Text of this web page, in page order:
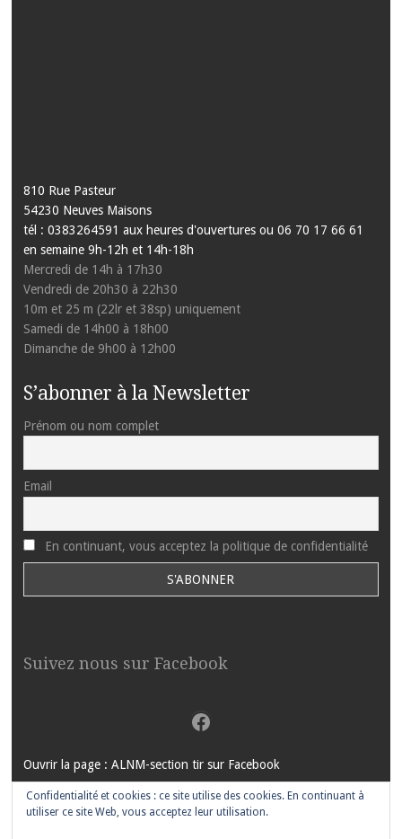
810 Rue Pasteur
54230 Neuves Maisons
tél : 0383264591 aux heures d'ouvertures ou 06 70 17 66 61
en semaine 9h-12h et 14h-18h
Mercredi de 14h à 17h30
Vendredi de 20h30 à 22h30
10m et 25 m (22lr et 38sp) uniquement
Samedi de 14h00 à 18h00
Dimanche de 9h00 à 12h00
S’abonner à la Newsletter
Prénom ou nom complet
Email
En continuant, vous acceptez la politique de confidentialité
Suivez nous sur Facebook
Facebook
Ouvrir la page : ALNM-section tir sur Facebook
Confidentialité et cookies : ce site utilise des cookies. En continuant à
utiliser ce site Web, vous acceptez leur utilisation.